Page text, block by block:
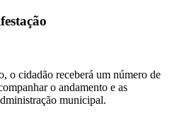
o cidadão receberá um número de
o andamento e as
municipal.